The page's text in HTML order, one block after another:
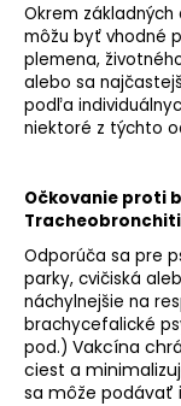
Okrem
môžu byť vhodné
plemena,
alebo sa
podľa
niektoré z týchto
Očkovanie proti
Odporúča sa pre
parky, cvičiská
náchylnejšie na
brachycefalické
pod.) Vakcína
ciest a
sa môže podávať